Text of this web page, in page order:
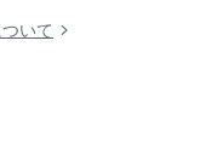
いて